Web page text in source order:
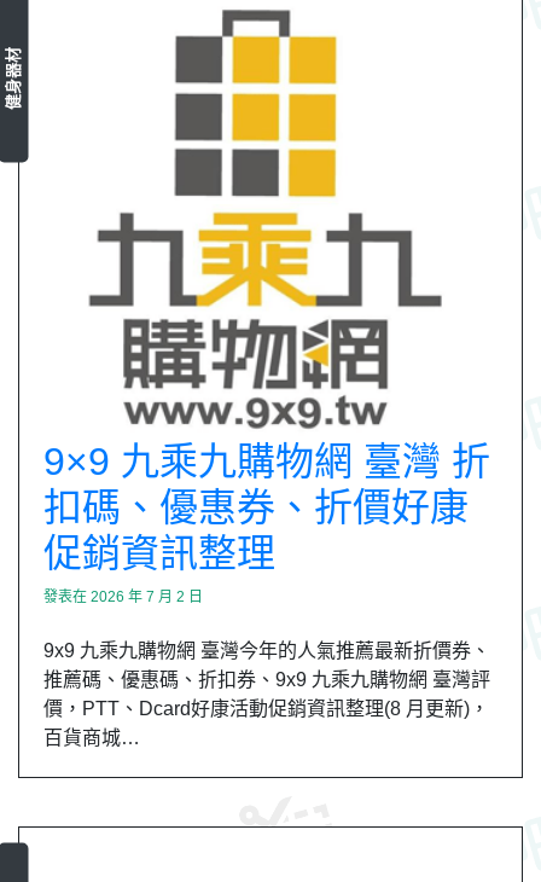
健身器材
9×9 九乘九購物網 臺灣 折
扣碼、優惠券、折價好康
促銷資訊整理
發表在 2026 年 7 月 2 日
9x9 九乘九購物網 臺灣今年的人氣推薦最新折價券、
推薦碼、優惠碼、折扣券、9x9 九乘九購物網 臺灣評
價，PTT、Dcard好康活動促銷資訊整理(8 月更新)，
百貨商城…